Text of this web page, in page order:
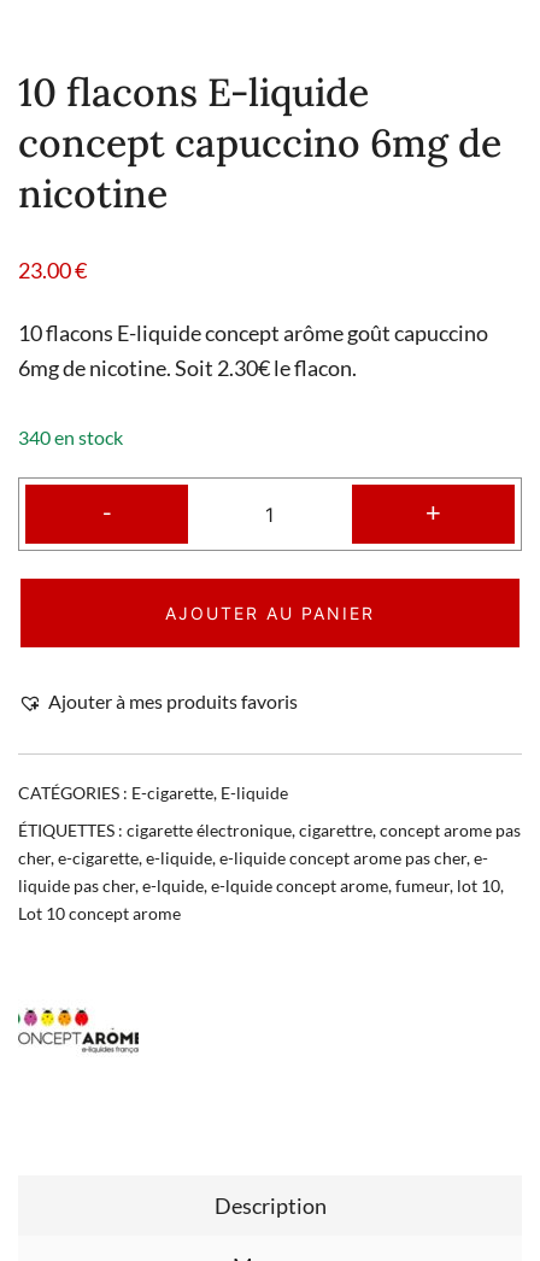
10 flacons E-liquide
concept capuccino 6mg de
nicotine
23.00€
10 flacons E-liquide concept arôme goût capuccino
6mg de nicotine. Soit 2.30€ le flacon.
340 en stock
- +
AJOUTER AU PANIER
Ajouter à mes produits favoris
CATÉGORIES : E-cigarette, E-liquide
ÉTIQUETTES : cigarette électronique,cigarettre,concept arome pas
cher,e-cigarette,e-liquide,e-liquide concept arome pas cher,e-
liquide pas cher,e-lquide,e-lquide concept arome,fumeur, lot 10,
Lot 10 concept arome
Description